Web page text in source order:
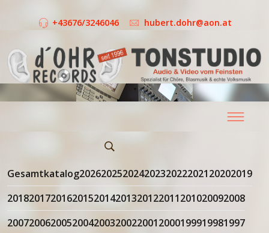
+43676/3246046 hubert.dohr@aon.at
Gesamtkatalog20262025202420232022202120202019
20182017201620152014201320122011201020092008
20072006200520042003200220012000199919981997